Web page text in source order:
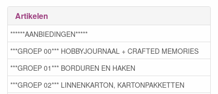
Artikelen
******AANBIEDINGEN*****
***GROEP 00*** HOBBYJOURNAAL + CRAFTED MEMORIES
***GROEP 01*** BORDUREN EN HAKEN
***GROEP 02*** LINNENKARTON, KARTONPAKKETTEN